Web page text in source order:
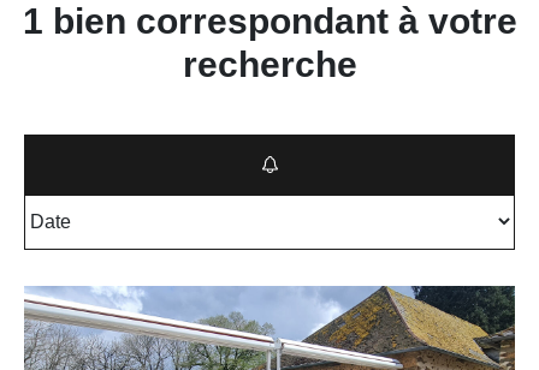
1 bien correspondant à votre
recherche